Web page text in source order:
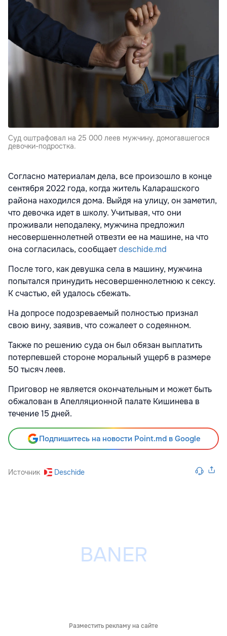
Суд оштрафовал на 25 000 леев мужчину, домогавшегося
девочки-подростка.
Согласно материалам дела, все произошло в конце
сентября 2022 года, когда житель Каларашского
района находился дома. Выйдя на улицу, он заметил,
что девочка идет в школу. Учитывая, что они
проживали неподалеку, мужчина предложил
несовершеннолетней отвезти ее на машине, на что
она согласилась, сообщаетdeschide.md
После того, как девушка села в машину, мужчина
попытался принудить несовершеннолетнюю к сексу.
К счастью, ей удалось сбежать.
На допросе подозреваемый полностью признал
свою вину, заявив, что сожалеет о содеянном.
Также по решению суда он был обязан выплатить
потерпевшей стороне моральный ущерб в размере
50 тысяч леев.
Приговор не является окончательным и может быть
обжалован в Апелляционной палате Кишинева в
течение 15 дней.
Подпишитесь на новости Point.md в Google
Источник Deschide
Разместить рекламу на сайте